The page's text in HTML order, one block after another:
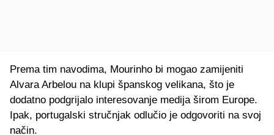
Prema tim navodima, Mourinho bi mogao zamijeniti
Alvara Arbelou na klupi španskog velikana, što je
dodatno podgrijalo interesovanje medija širom Europe.
Ipak, portugalski stručnjak odlučio je odgovoriti na svoj
način.